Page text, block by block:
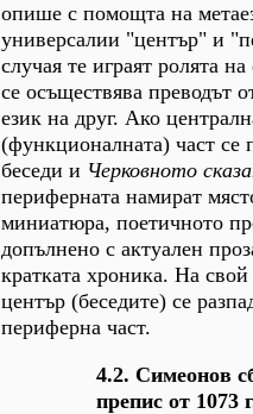
опише с помощта на
универсалии "център" и
случая те играят ролята
се осъществява преводът
език на друг. Ако
(функционалната) част се
беседи и Черковното
периферната намират
миниатюра, поетичното
допълнено с актуален
кратката хроника. На
център (беседите) се
периферна част.
4.2. Симеонов
препис от 1073